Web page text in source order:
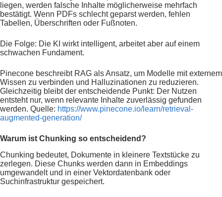
liegen, werden falsche Inhalte möglicherweise mehrfach
bestätigt. Wenn PDFs schlecht geparst werden, fehlen
Tabellen, Überschriften oder Fußnoten.
Die Folge: Die KI wirkt intelligent, arbeitet aber auf einem
schwachen Fundament.
Pinecone beschreibt RAG als Ansatz, um Modelle mit externem
Wissen zu verbinden und Halluzinationen zu reduzieren.
Gleichzeitig bleibt der entscheidende Punkt: Der Nutzen
entsteht nur, wenn relevante Inhalte zuverlässig gefunden
werden. Quelle: https://www.pinecone.io/learn/retrieval-
augmented-generation/
Warum ist Chunking so entscheidend?
Chunking bedeutet, Dokumente in kleinere Textstücke zu
zerlegen. Diese Chunks werden dann in Embeddings
umgewandelt und in einer Vektordatenbank oder
Suchinfrastruktur gespeichert.